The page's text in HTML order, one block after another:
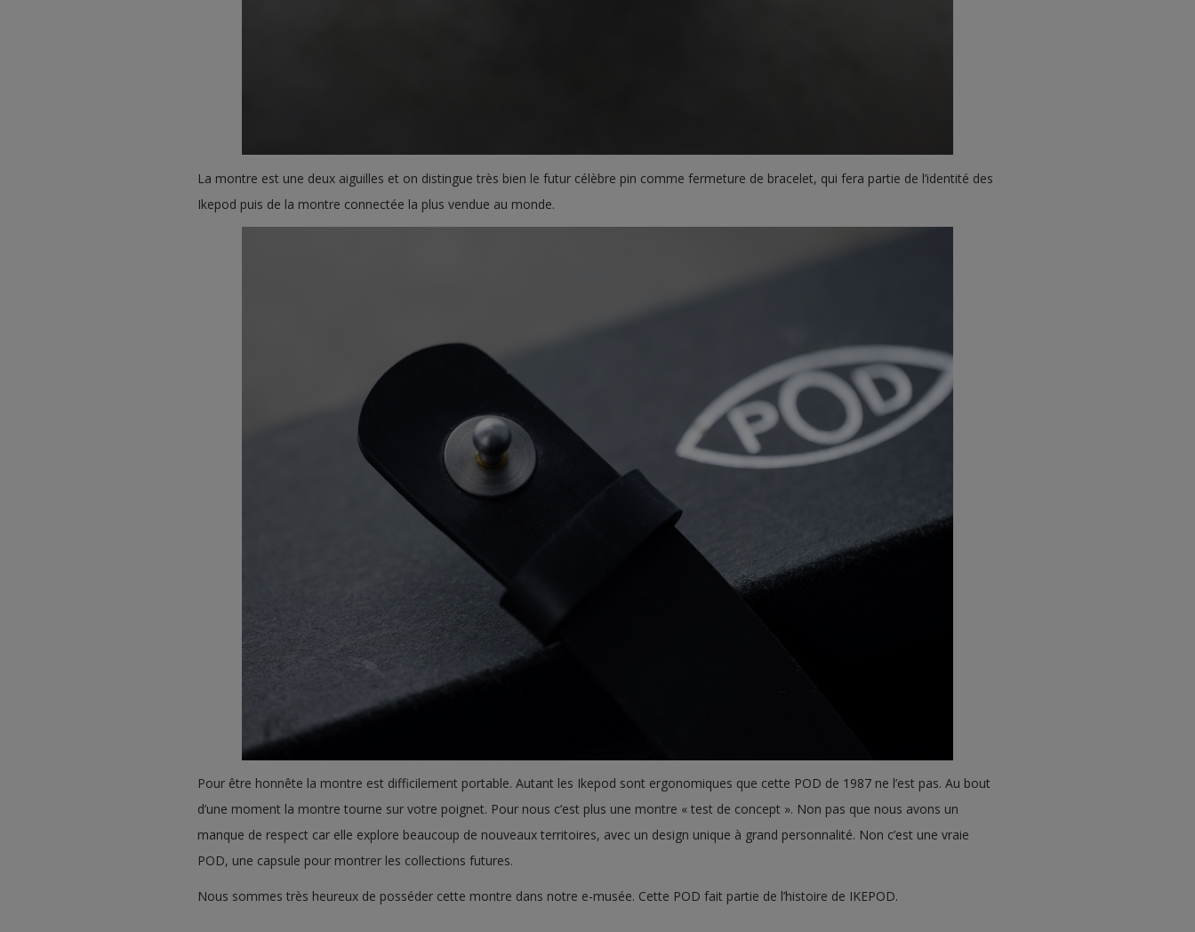
La montre est une deux aiguilles et on distingue très bien le futur célèbre pin comme fermeture de bracelet, qui fera partie de l’identité des
Ikepod puis de la montre connectée la plus vendue au monde.
Pour être honnête la montre est difficilement portable. Autant les Ikepod sont ergonomiques que cette POD de 1987 ne l’est pas. Au bout
d’une moment la montre tourne sur votre poignet. Pour nous c’est plus une montre « test de concept ». Non pas que nous avons un
manque de respect car elle explore beaucoup de nouveaux territoires, avec un design unique à grand personnalité. Non c’est une vraie
POD, une capsule pour montrer les collections futures.
Nous sommes très heureux de posséder cette montre dans notre e-musée. Cette POD fait partie de l’histoire de IKEPOD.